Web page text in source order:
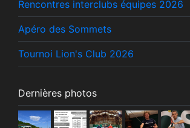
Rencontres interclubs équipes 2026
Apéro des Sommets
Tournoi Lion's Club 2026
Dernières photos